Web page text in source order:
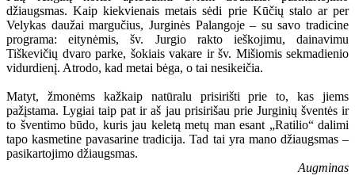
džiaugsmas. Kaip kiekvienais metais sėdi prie Kūčių stalo ar per
Velykas daužai margučius, Jurginės Palangoje – su savo tradicine
programa: eitynėmis, šv. Jurgio rakto ieškojimu, dainavimu
Tiškevičių dvaro parke, šokiais vakare ir šv. Mišiomis sekmadienio
vidurdienį. Atrodo, kad metai bėga, o tai nesikeičia.
Matyt, žmonėms kažkaip natūralu prisirišti prie to, kas jiems
pažįstama. Lygiai taip pat ir aš jau prisirišau prie Jurginių šventės ir
to šventimo būdo, kuris jau keletą metų man esant „Ratilio“ dalimi
tapo kasmetine pavasarine tradicija. Tad tai yra mano džiaugsmas –
pasikartojimo džiaugsmas.
Augminas